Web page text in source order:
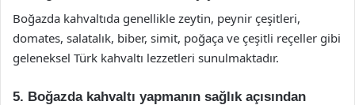
Boğazda kahvaltıda genellikle zeytin, peynir çeşitleri,
domates, salatalık, biber, simit, poğaça ve çeşitli reçeller gibi
geleneksel Türk kahvaltı lezzetleri sunulmaktadır.
5. Boğazda kahvaltı yapmanın sağlık açısından